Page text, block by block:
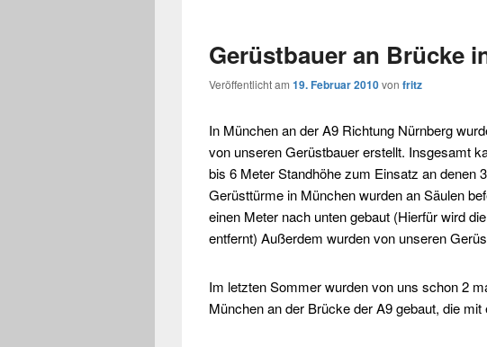
Gerüstbauer an Brücke
Veröffentlicht am 19. Februar 2010von fritz
In Münchenan der A9 Richtung Nürnberg
von unseren Gerüstbauer erstellt. Insgesamt
bis 6 Meter Standhöhe zum Einsatz an denen
Gerüsttürme in Münchenwurden an Säulen
einen Meter nach unten gebaut (Hierfür wird
entfernt) Außerdem wurden von unseren
Im letzten Sommer wurden von uns schon 2
Münchenan der Brücke der A9 gebaut, die